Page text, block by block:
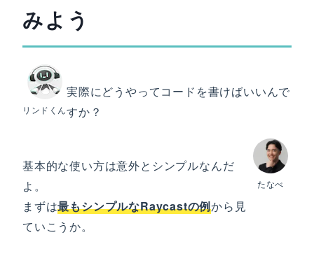
みよう
リンドくん
実際にどうやってコードを書けばいいんで
すか？
たなべ
基本的な使い方は意外とシンプルなんだ
よ。
まずは最もシンプルなRaycastの例から見
ていこうか。